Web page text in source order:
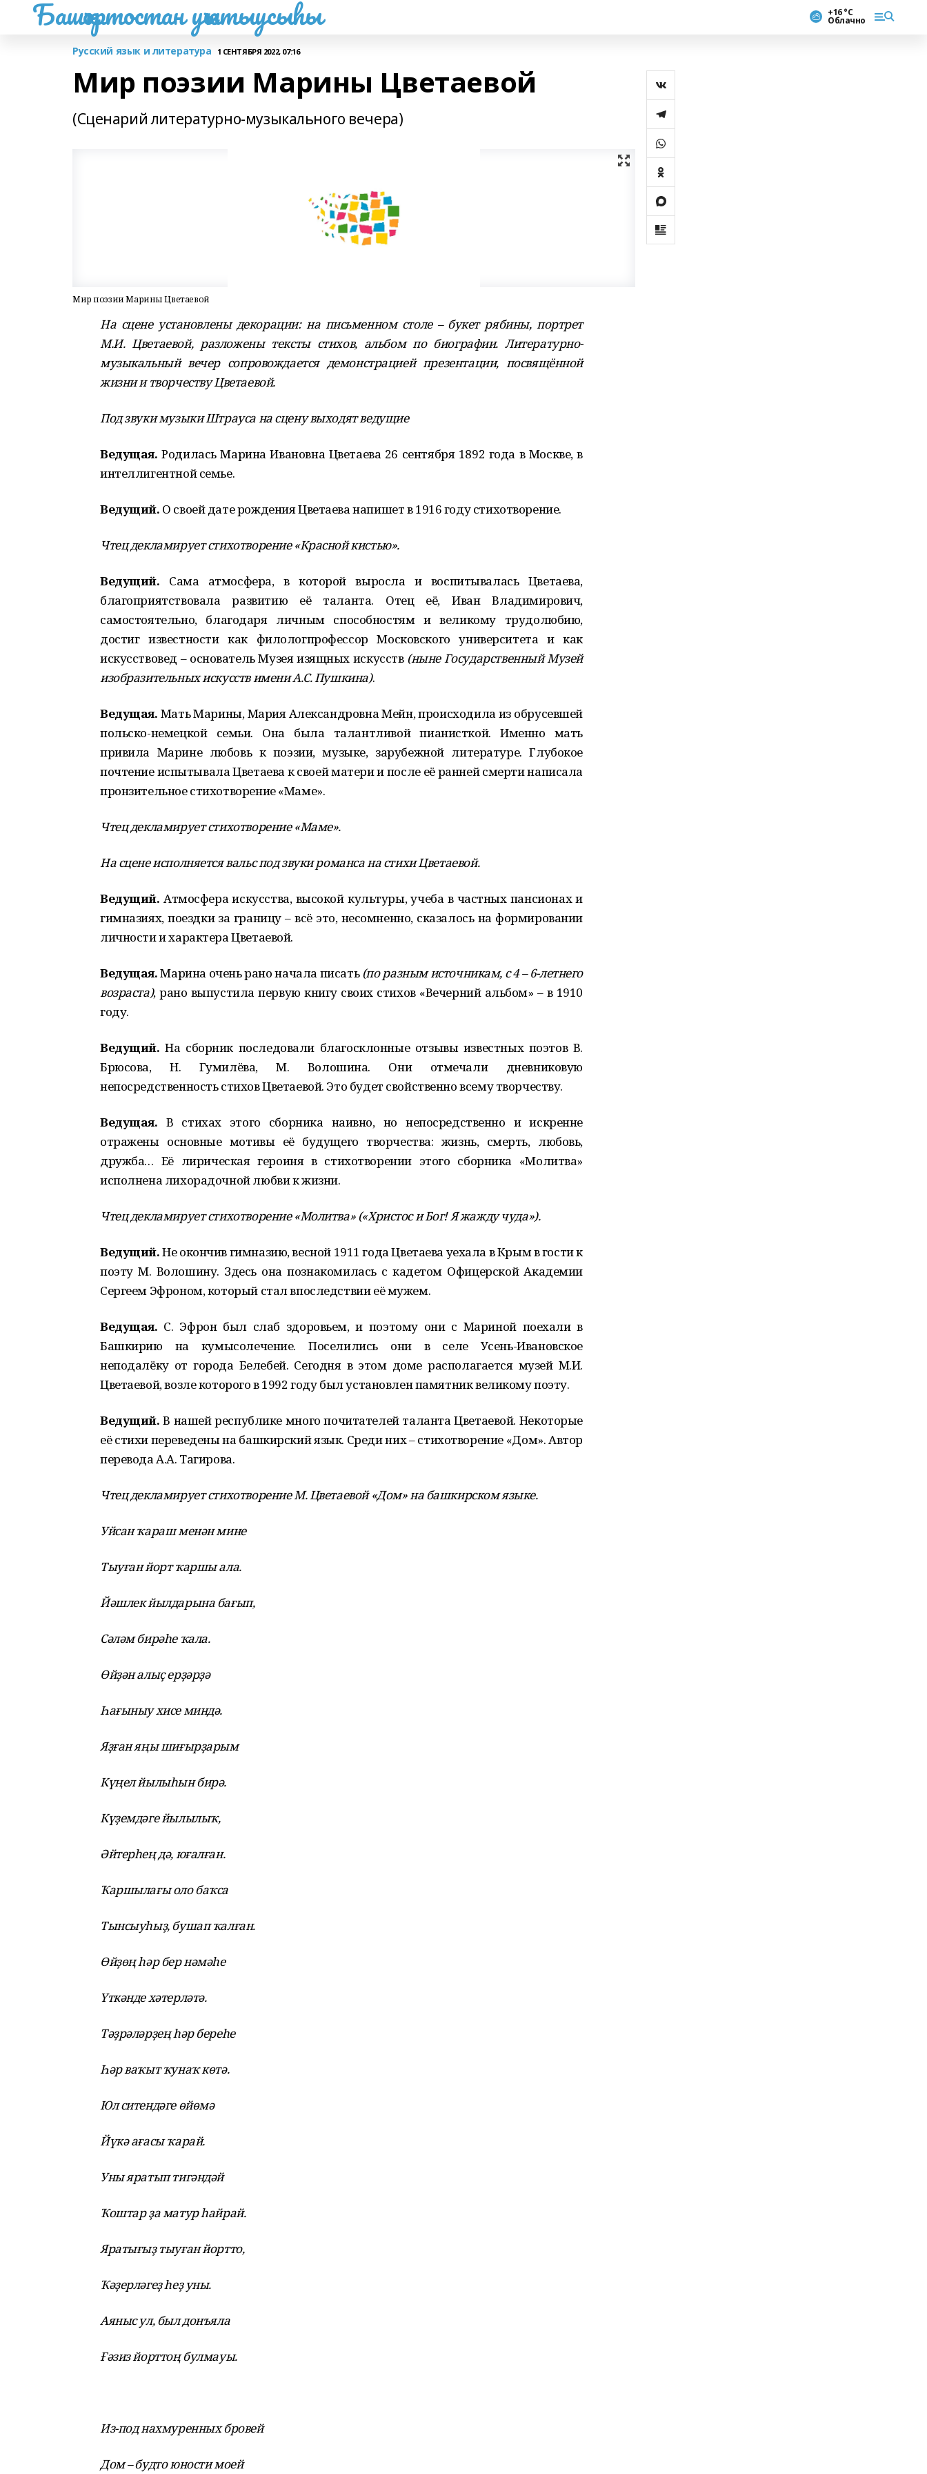
Башҡортостан уҡытыусыһы +16 °С
Облачно
Русский язык и литература 1 СЕНТЯБРЯ 2022, 07:16
Мир поэзии Марины Цветаевой
(Сценарий литературно-музыкального вечера)
Мир поэзии Марины Цветаевой
На сцене установлены декорации: на письменном столе – букет рябины, портрет
М.И. Цветаевой, разложены тексты стихов, альбом по биографии. Литературно-
музыкальный вечер сопровождается демонстрацией презентации, посвящённой
жизни и творчеству Цветаевой.
Под звуки музыки Штрауса на сцену выходят ведущие
Ведущая. Родилась Марина Ивановна Цветаева 26 сентября 1892 года в Москве, в
интеллигентной семье.
Ведущий. О своей дате рождения Цветаева напишет в 1916 году стихотворение.
Чтец декламирует стихотворение «Красной кистью».
Ведущий. Сама атмосфера, в которой выросла и воспитывалась Цветаева,
благоприятствовала развитию её таланта. Отец её, Иван Владимирович,
самостоятельно, благодаря личным способностям и великому трудолюбию,
достиг известности как филологпрофессор Московского университета и как
искусствовед – основатель Музея изящных искусств (ныне Государственный Музей
изобразительных искусств имени А.С. Пушкина).
Ведущая. Мать Марины, Мария Александровна Мейн, происходила из обрусевшей
польско-немецкой семьи. Она была талантливой пианисткой. Именно мать
привила Марине любовь к поэзии, музыке, зарубежной литературе. Глубокое
почтение испытывала Цветаева к своей матери и после её ранней смерти написала
пронзительное стихотворение «Маме».
Чтец декламирует стихотворение «Маме».
На сцене исполняется вальс под звуки романса на стихи Цветаевой.
Ведущий. Атмосфера искусства, высокой культуры, учеба в частных пансионах и
гимназиях, поездки за границу – всё это, несомненно, сказалось на формировании
личности и характера Цветаевой.
Ведущая.Марина очень рано начала писать (по разным источникам, с 4 – 6-летнего
возраста), рано выпустила первую книгу своих стихов «Вечерний альбом» – в 1910
году.
Ведущий. На сборник последовали благосклонные отзывы известных поэтов В.
Брюсова, Н. Гумилёва, М. Волошина. Они отмечали дневниковую
непосредственность стихов Цветаевой. Это будет свойственно всему творчеству.
Ведущая. В стихах этого сборника наивно, но непосредственно и искренне
отражены основные мотивы её будущего творчества: жизнь, смерть, любовь,
дружба… Её лирическая героиня в стихотворении этого сборника «Молитва»
исполнена лихорадочной любви к жизни.
Чтец декламирует стихотворение «Молитва» («Христос и Бог! Я жажду чуда»).
Ведущий.Не окончив гимназию, весной 1911 года Цветаева уехала в Крым в гости к
поэту М. Волошину. Здесь она познакомилась с кадетом Офицерской Академии
Сергеем Эфроном, который стал впоследствии её мужем.
Ведущая. С. Эфрон был слаб здоровьем, и поэтому они с Мариной поехали в
Башкирию на кумысолечение. Поселились они в селе Усень-Ивановское
неподалёку от города Белебей. Сегодня в этом доме располагается музей М.И.
Цветаевой, возле которого в 1992 году был установлен памятник великому поэту.
Ведущий. В нашей республике много почитателей таланта Цветаевой. Некоторые
её стихи переведены на башкирский язык. Среди них – стихотворение «Дом». Автор
перевода А.А. Тагирова.
Чтец декламирует стихотворение М. Цветаевой «Дом» на башкирском языке.
Уйсан ҡараш менән мине
Тыуған йорт ҡаршы ала.
Йәшлек йылдарына бағып,
Сәләм бирәһе ҡала.
Өйҙән алыҫ ерҙәрҙә
Һағыныу хисе миндә.
Яҙған яңы шиғырҙарым
Күңел йылыһын бирә.
Күҙемдәге йылылыҡ,
Әйтерһең дә, юғалған.
Ҡаршылағы оло баҡса
Тынсыуһыҙ, бушап ҡалған.
Өйҙөң һәр бер нәмәһе
Үткәнде хәтерләтә.
Тәҙрәләрҙең һәр береһе
Һәр ваҡыт ҡунаҡ көтә.
Юл ситендәге өйөмә
Йүкә ағасы ҡарай.
Уны яратып тигәндәй
Ҡоштар ҙа матур һайрай.
Яратығыҙ тыуған йортто,
Ҡәҙерләгеҙ һеҙ уны.
Аяныс ул, был донъяла
Ғәзиз йорттоң булмауы.
Из-под нахмуренных бровей
Дом – будто юности моей